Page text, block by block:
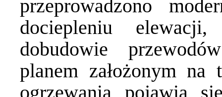
przeprowadzono
dociepleniu
dobudowie
planem założonym
ogrzewania pojawią